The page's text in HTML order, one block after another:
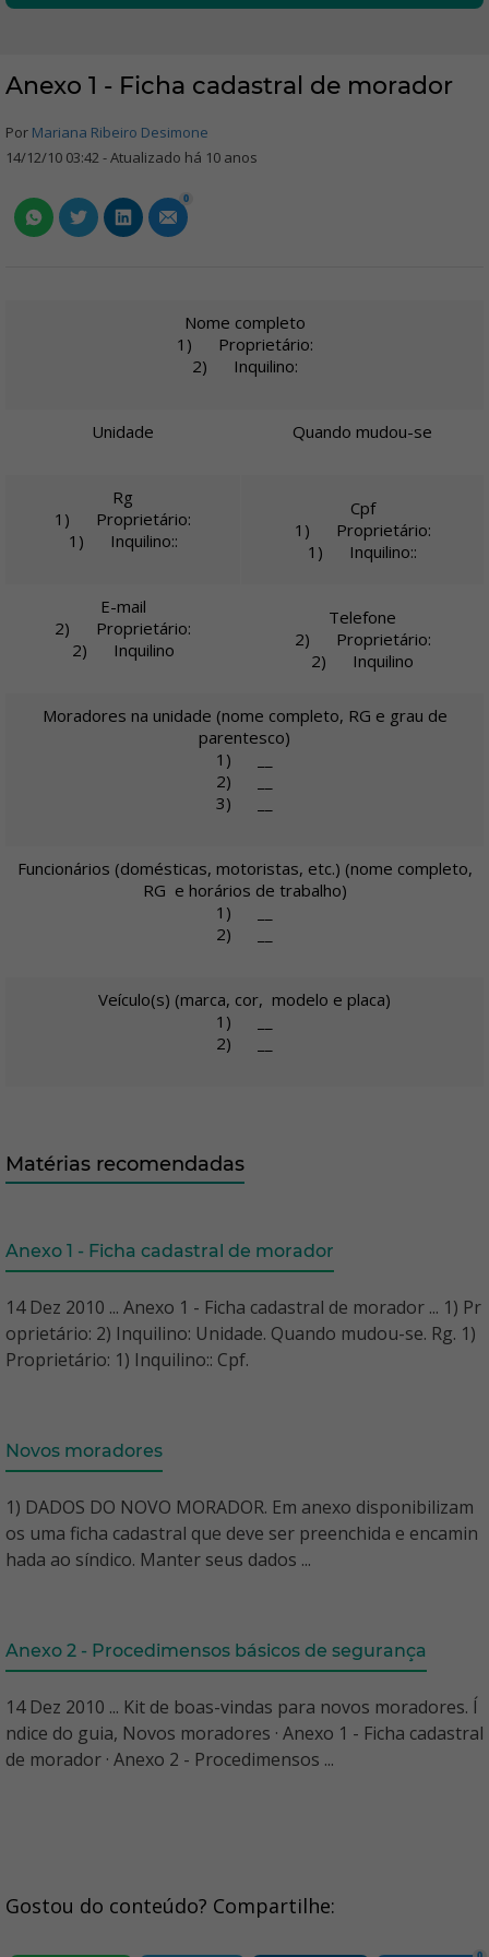
Anexo 1 - Ficha cadastral de morador
Por Mariana Ribeiro Desimone
14/12/10 03:42 - Atualizado há 10 anos
0
Nome completo
1) Proprietário:
2) Inquilino:
Unidade Quando mudou-se
Rg
1) Proprietário:
1) Inquilino::
Cpf
1) Proprietário:
1) Inquilino::
E-mail
2) Proprietário:
2) Inquilino
Telefone
2) Proprietário:
2) Inquilino
Moradores na unidade (nome completo, RG e grau de
parentesco)
1) __
2) __
3) __
Funcionários (domésticas, motoristas, etc.) (nome completo,
RG e horários de trabalho)
1) __
2) __
Veículo(s) (marca, cor, modelo e placa)
1) __
2) __
Matérias recomendadas
Anexo 1 - Ficha cadastral de morador
14 Dez 2010 ... Anexo 1 - Ficha cadastral de morador ... 1) Pr
oprietário: 2) Inquilino: Unidade. Quando mudou-se. Rg. 1)
Proprietário: 1) Inquilino:: Cpf.
Novos moradores
1) DADOS DO NOVO MORADOR. Em anexo disponibilizam
os uma ficha cadastral que deve ser preenchida e encamin
hada ao síndico. Manter seus dados ...
Anexo 2 - Procedimensos básicos de segurança
14 Dez 2010 ... Kit de boas-vindas para novos moradores. Í
ndice do guia, Novos moradores · Anexo 1 - Ficha cadastral
de morador · Anexo 2 - Procedimensos ...
Gostou do conteúdo? Compartilhe: